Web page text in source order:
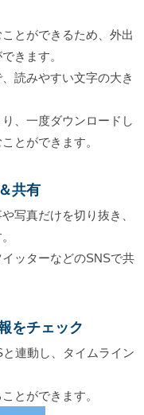
とができるため、外出
きます。
読みやすい文字の大き
、一度ダウンロードし
とができます。
共有
写真だけを切り抜き、
ッターなどのSNSで共
をチェック
連動し、タイムライン
とができます。